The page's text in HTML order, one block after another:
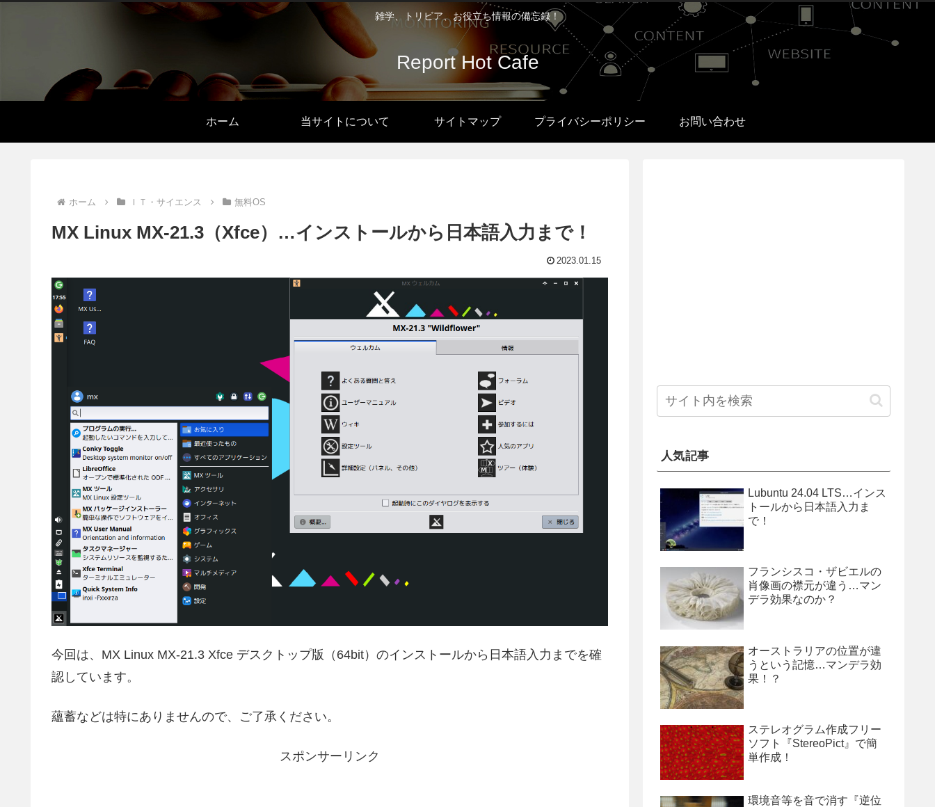
雑学、トリビア、お役立ち情報の備忘録！
Report Hot Cafe
ホーム 当サイトについて サイトマップ プライバシーポリシー お問い合わせ
ホーム ＩＴ・サイエンス 無料OS
MX Linux MX-21.3（Xfce）…インストールから日本語入力まで！
2023.01.15
今回は、MX Linux MX-21.3 Xfce デスクトップ版（64bit）のインストールから日本語入力までを確
認しています。
蘊蓄などは特にありませんので、ご了承ください。
スポンサーリンク
人気記事
Lubuntu 24.04 LTS…インス
トールから日本語入力ま
で！
フランシスコ・ザビエルの
肖像画の襟元が違う…マン
デラ効果なのか？
オーストラリアの位置が違
うという記憶…マンデラ効
果！？
ステレオグラム作成フリー
ソフト『StereoPict』で簡
単作成！
環境音等を音で消す『逆位